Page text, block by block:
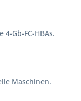
Gb-FC-HBAs.
Maschinen.